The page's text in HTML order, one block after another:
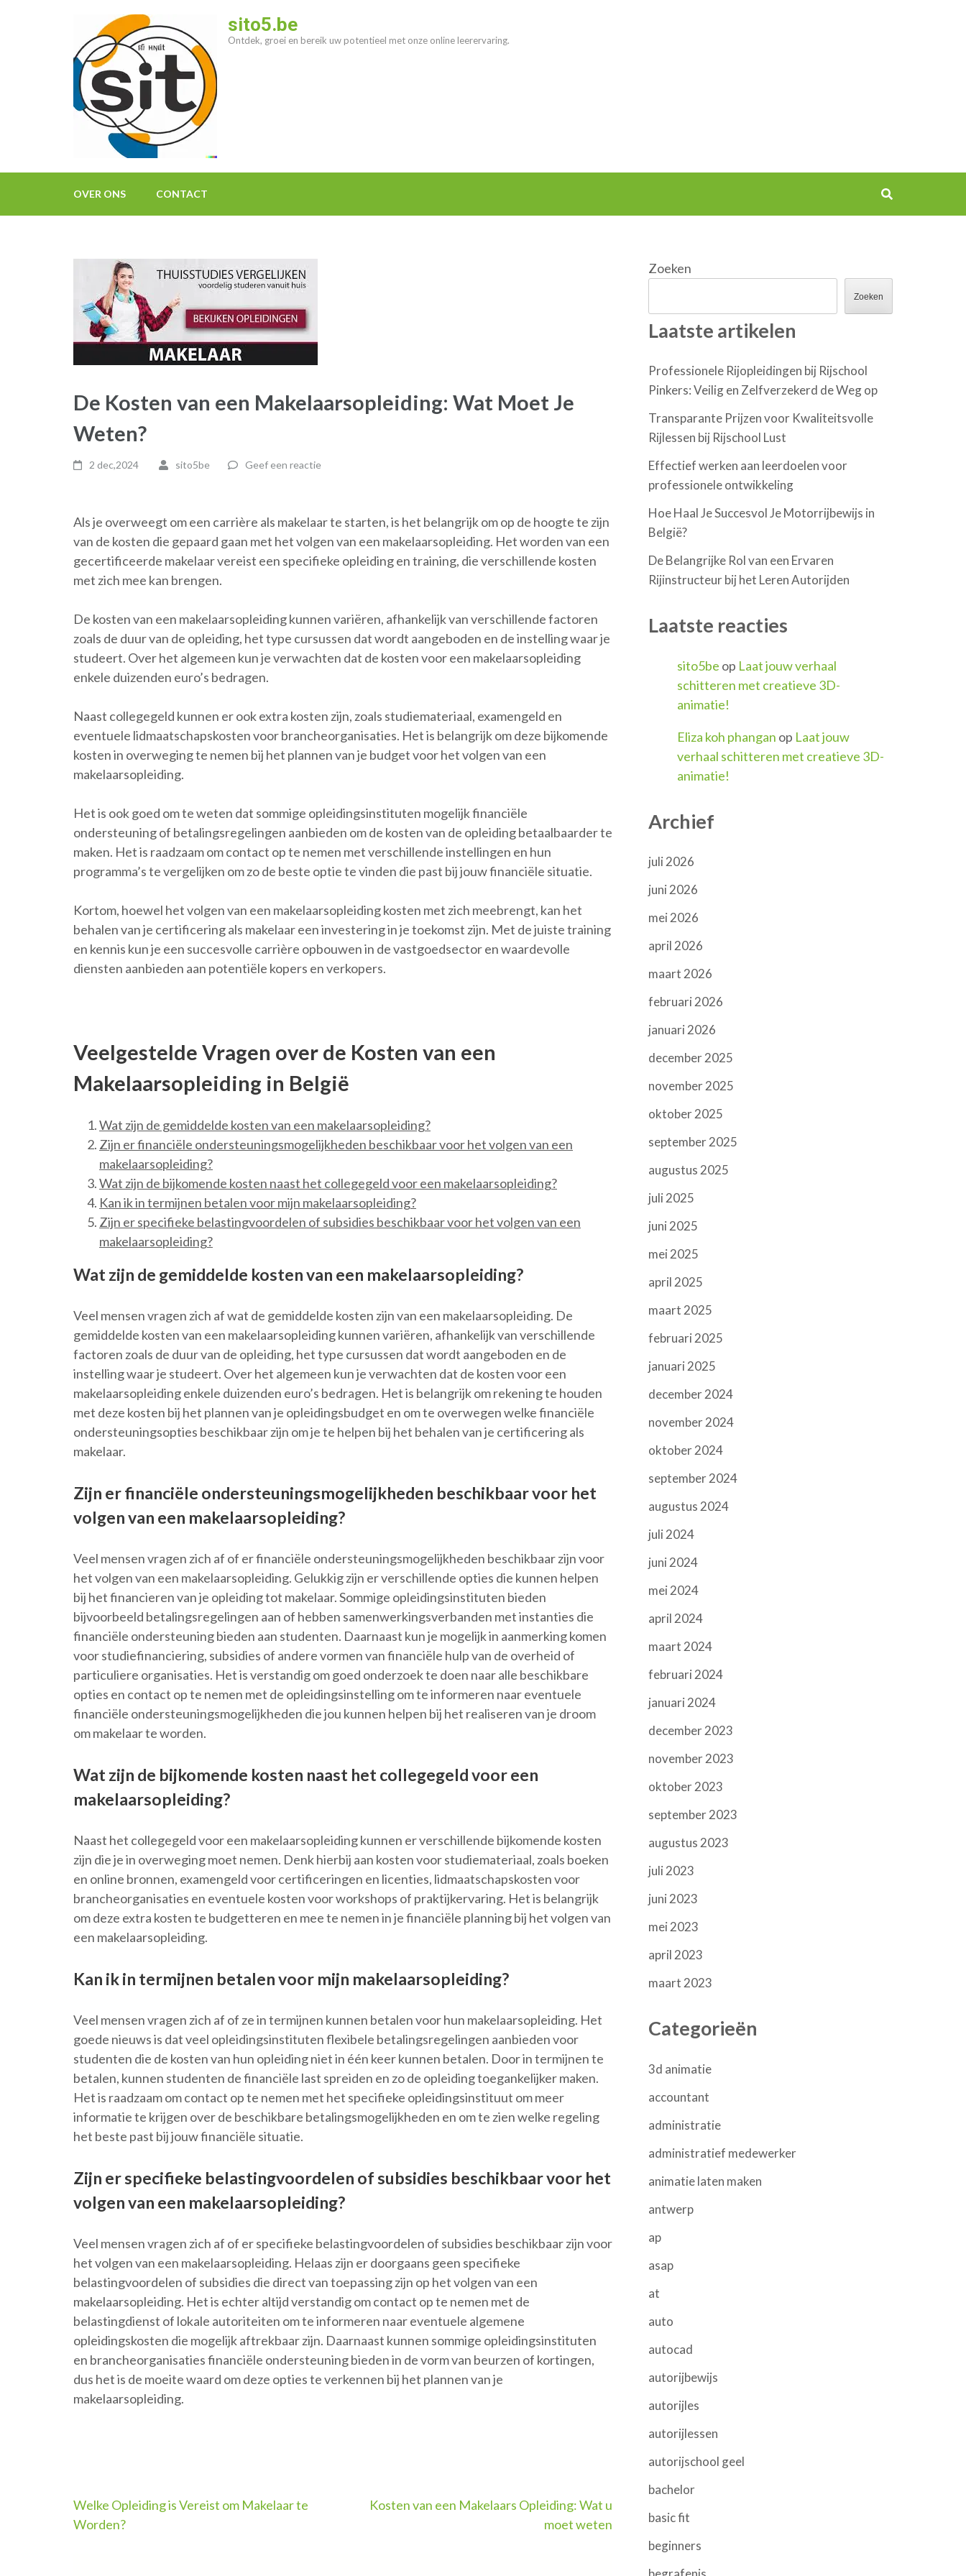
sito5.be
Ontdek, groei en bereik uw potentieel met onze online leerervaring.
OVER ONS CONTACT
De Kosten van een Makelaarsopleiding: Wat Moet Je
Weten?
2 dec,2024 sito5be Geef een reactie
Als je overweegt om een carrière als makelaar te starten, is het belangrijk om op de hoogte te zijn
van de kosten die gepaard gaan met het volgen van een makelaarsopleiding. Het worden van een
gecertificeerde makelaar vereist een specifieke opleiding en training, die verschillende kosten
met zich mee kan brengen.
De kosten van een makelaarsopleiding kunnen variëren, afhankelijk van verschillende factoren
zoals de duur van de opleiding, het type cursussen dat wordt aangeboden en de instelling waar je
studeert. Over het algemeen kun je verwachten dat de kosten voor een makelaarsopleiding
enkele duizenden euro’s bedragen.
Naast collegegeld kunnen er ook extra kosten zijn, zoals studiemateriaal, examengeld en
eventuele lidmaatschapskosten voor brancheorganisaties. Het is belangrijk om deze bijkomende
kosten in overweging te nemen bij het plannen van je budget voor het volgen van een
makelaarsopleiding.
Het is ook goed om te weten dat sommige opleidingsinstituten mogelijk financiële
ondersteuning of betalingsregelingen aanbieden om de kosten van de opleiding betaalbaarder te
maken. Het is raadzaam om contact op te nemen met verschillende instellingen en hun
programma’s te vergelijken om zo de beste optie te vinden die past bij jouw financiële situatie.
Kortom, hoewel het volgen van een makelaarsopleiding kosten met zich meebrengt, kan het
behalen van je certificering als makelaar een investering in je toekomst zijn. Met de juiste training
en kennis kun je een succesvolle carrière opbouwen in de vastgoedsector en waardevolle
diensten aanbieden aan potentiële kopers en verkopers.
Veelgestelde Vragen over de Kosten van een
Makelaarsopleiding in België
Wat zijn de gemiddelde kosten van een makelaarsopleiding?
Zijn er financiële ondersteuningsmogelijkheden beschikbaar voor het volgen van een
makelaarsopleiding?
Wat zijn de bijkomende kosten naast het collegegeld voor een makelaarsopleiding?
Kan ik in termijnen betalen voor mijn makelaarsopleiding?
Zijn er specifieke belastingvoordelen of subsidies beschikbaar voor het volgen van een
makelaarsopleiding?
Wat zijn de gemiddelde kosten van een makelaarsopleiding?
Veel mensen vragen zich af wat de gemiddelde kosten zijn van een makelaarsopleiding. De
gemiddelde kosten van een makelaarsopleiding kunnen variëren, afhankelijk van verschillende
factoren zoals de duur van de opleiding, het type cursussen dat wordt aangeboden en de
instelling waar je studeert. Over het algemeen kun je verwachten dat de kosten voor een
makelaarsopleiding enkele duizenden euro’s bedragen. Het is belangrijk om rekening te houden
met deze kosten bij het plannen van je opleidingsbudget en om te overwegen welke financiële
ondersteuningsopties beschikbaar zijn om je te helpen bij het behalen van je certificering als
makelaar.
Zijn er financiële ondersteuningsmogelijkheden beschikbaar voor het
volgen van een makelaarsopleiding?
Veel mensen vragen zich af of er financiële ondersteuningsmogelijkheden beschikbaar zijn voor
het volgen van een makelaarsopleiding. Gelukkig zijn er verschillende opties die kunnen helpen
bij het financieren van je opleiding tot makelaar. Sommige opleidingsinstituten bieden
bijvoorbeeld betalingsregelingen aan of hebben samenwerkingsverbanden met instanties die
financiële ondersteuning bieden aan studenten. Daarnaast kun je mogelijk in aanmerking komen
voor studiefinanciering, subsidies of andere vormen van financiële hulp van de overheid of
particuliere organisaties. Het is verstandig om goed onderzoek te doen naar alle beschikbare
opties en contact op te nemen met de opleidingsinstelling om te informeren naar eventuele
financiële ondersteuningsmogelijkheden die jou kunnen helpen bij het realiseren van je droom
om makelaar te worden.
Wat zijn de bijkomende kosten naast het collegegeld voor een
makelaarsopleiding?
Naast het collegegeld voor een makelaarsopleiding kunnen er verschillende bijkomende kosten
zijn die je in overweging moet nemen. Denk hierbij aan kosten voor studiemateriaal, zoals boeken
en online bronnen, examengeld voor certificeringen en licenties, lidmaatschapskosten voor
brancheorganisaties en eventuele kosten voor workshops of praktijkervaring. Het is belangrijk
om deze extra kosten te budgetteren en mee te nemen in je financiële planning bij het volgen van
een makelaarsopleiding.
Kan ik in termijnen betalen voor mijn makelaarsopleiding?
Veel mensen vragen zich af of ze in termijnen kunnen betalen voor hun makelaarsopleiding. Het
goede nieuws is dat veel opleidingsinstituten flexibele betalingsregelingen aanbieden voor
studenten die de kosten van hun opleiding niet in één keer kunnen betalen. Door in termijnen te
betalen, kunnen studenten de financiële last spreiden en zo de opleiding toegankelijker maken.
Het is raadzaam om contact op te nemen met het specifieke opleidingsinstituut om meer
informatie te krijgen over de beschikbare betalingsmogelijkheden en om te zien welke regeling
het beste past bij jouw financiële situatie.
Zijn er specifieke belastingvoordelen of subsidies beschikbaar voor het
volgen van een makelaarsopleiding?
Veel mensen vragen zich af of er specifieke belastingvoordelen of subsidies beschikbaar zijn voor
het volgen van een makelaarsopleiding. Helaas zijn er doorgaans geen specifieke
belastingvoordelen of subsidies die direct van toepassing zijn op het volgen van een
makelaarsopleiding. Het is echter altijd verstandig om contact op te nemen met de
belastingdienst of lokale autoriteiten om te informeren naar eventuele algemene
opleidingskosten die mogelijk aftrekbaar zijn. Daarnaast kunnen sommige opleidingsinstituten
en brancheorganisaties financiële ondersteuning bieden in de vorm van beurzen of kortingen,
dus het is de moeite waard om deze opties te verkennen bij het plannen van je
makelaarsopleiding.
Berichtnavigatie
Welke Opleiding is Vereist om Makelaar te
Worden?
Kosten van een Makelaars Opleiding: Wat u
moet weten
Zoeken
Zoeken
Laatste artikelen
Professionele Rijopleidingen bij Rijschool
Pinkers: Veilig en Zelfverzekerd de Weg op
Transparante Prijzen voor Kwaliteitsvolle
Rijlessen bij Rijschool Lust
Effectief werken aan leerdoelen voor
professionele ontwikkeling
Hoe Haal Je Succesvol Je Motorrijbewijs in
België?
De Belangrijke Rol van een Ervaren
Rijinstructeur bij het Leren Autorijden
Laatste reacties
sito5be op Laat jouw verhaal
schitteren met creatieve 3D-
animatie!
Eliza koh phangan op Laat jouw
verhaal schitteren met creatieve 3D-
animatie!
Archief
juli 2026
juni 2026
mei 2026
april 2026
maart 2026
februari 2026
januari 2026
december 2025
november 2025
oktober 2025
september 2025
augustus 2025
juli 2025
juni 2025
mei 2025
april 2025
maart 2025
februari 2025
januari 2025
december 2024
november 2024
oktober 2024
september 2024
augustus 2024
juli 2024
juni 2024
mei 2024
april 2024
maart 2024
februari 2024
januari 2024
december 2023
november 2023
oktober 2023
september 2023
augustus 2023
juli 2023
juni 2023
mei 2023
april 2023
maart 2023
Categorieën
3d animatie
accountant
administratie
administratief medewerker
animatie laten maken
antwerp
ap
asap
at
auto
autocad
autorijbewijs
autorijles
autorijlessen
autorijschool geel
bachelor
basic fit
beginners